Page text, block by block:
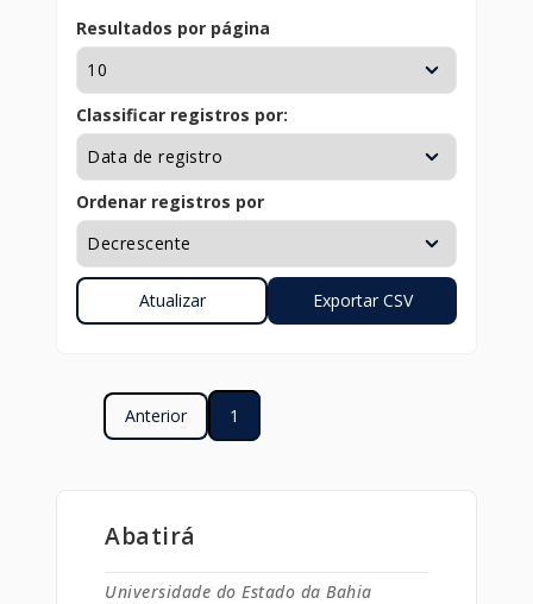
Resultados por página
Classificar registros por:
Ordenar registros por
Anterior 1
Abatirá
Universidade do Estado da Bahia